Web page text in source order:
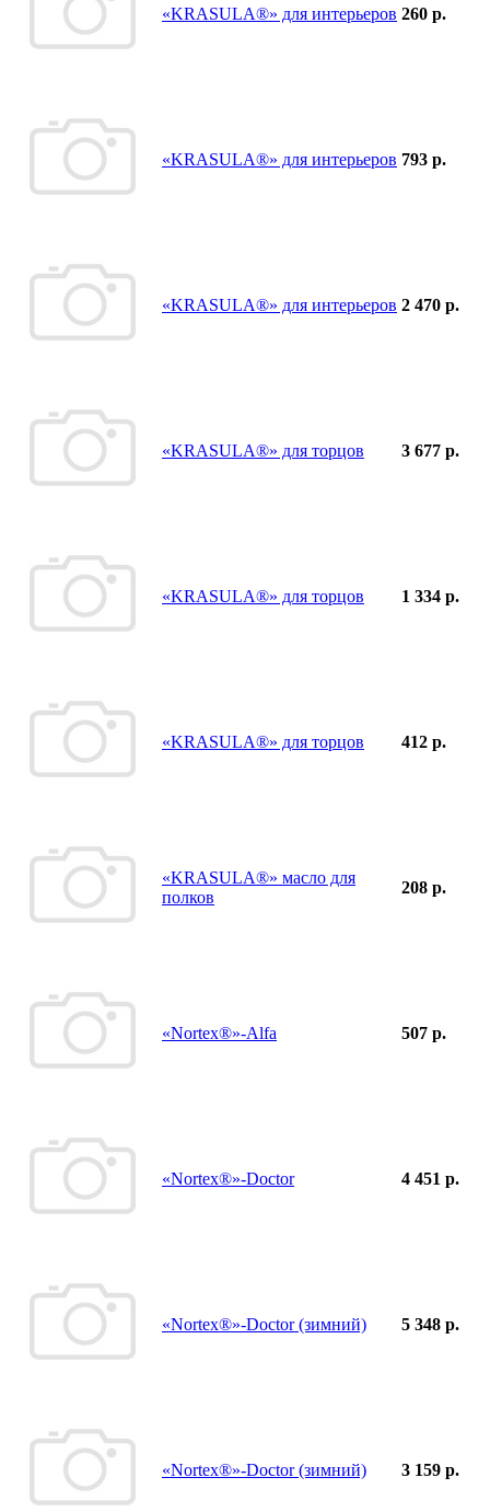
«KRASULA®» для интерьеров 260 р.
«KRASULA®» для интерьеров 793 р.
«KRASULA®» для интерьеров 2 470 р.
«KRASULA®» для торцов 3 677 р.
«KRASULA®» для торцов 1 334 р.
«KRASULA®» для торцов 412 р.
«KRASULA®» масло для
полков
208 р.
«Nortex®»-Alfa 507 р.
«Nortex®»-Doctor 4 451 р.
«Nortex®»-Doctor (зимний) 5 348 р.
«Nortex®»-Doctor (зимний) 3 159 р.